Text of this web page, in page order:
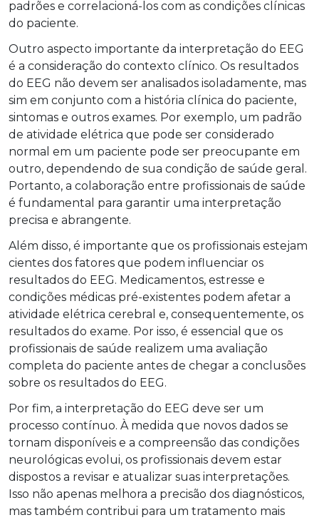
padrões e correlacioná-los com as condições clínicas
do paciente.
Outro aspecto importante da interpretação do EEG
é a consideração do contexto clínico. Os resultados
do EEG não devem ser analisados isoladamente, mas
sim em conjunto com a história clínica do paciente,
sintomas e outros exames. Por exemplo, um padrão
de atividade elétrica que pode ser considerado
normal em um paciente pode ser preocupante em
outro, dependendo de sua condição de saúde geral.
Portanto, a colaboração entre profissionais de saúde
é fundamental para garantir uma interpretação
precisa e abrangente.
Além disso, é importante que os profissionais estejam
cientes dos fatores que podem influenciar os
resultados do EEG. Medicamentos, estresse e
condições médicas pré-existentes podem afetar a
atividade elétrica cerebral e, consequentemente, os
resultados do exame. Por isso, é essencial que os
profissionais de saúde realizem uma avaliação
completa do paciente antes de chegar a conclusões
sobre os resultados do EEG.
Por fim, a interpretação do EEG deve ser um
processo contínuo. À medida que novos dados se
tornam disponíveis e a compreensão das condições
neurológicas evolui, os profissionais devem estar
dispostos a revisar e atualizar suas interpretações.
Isso não apenas melhora a precisão dos diagnósticos,
mas também contribui para um tratamento mais